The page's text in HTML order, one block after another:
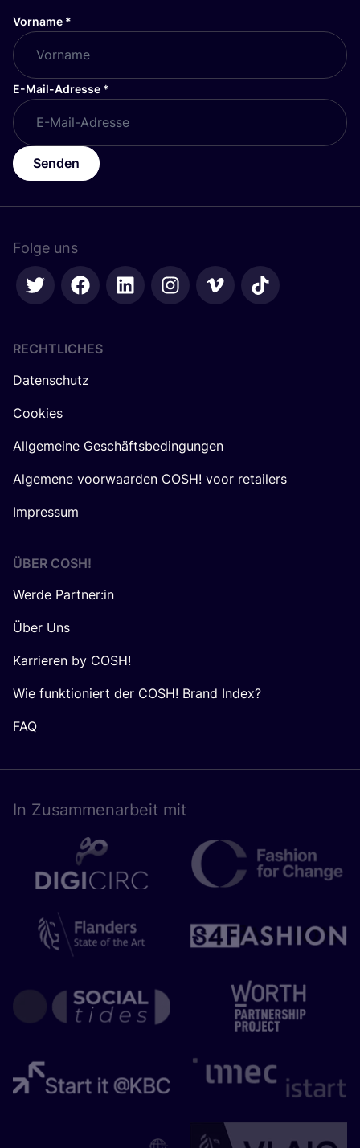
Vorname *
E-Mail-Adresse *
Senden
Folge uns
RECHTLICHES
Datenschutz
Cookies
Allgemeine Geschäftsbedingungen
Algemene voorwaarden COSH! voor retailers
Impressum
ÜBER COSH!
Werde Partner:in
Über Uns
Karrieren by COSH!
Wie funktioniert der COSH! Brand Index?
FAQ
In Zusam­men­ar­beit mit